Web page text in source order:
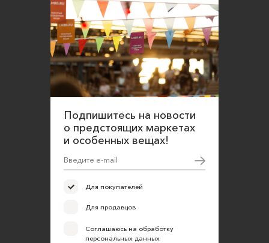
Подпишитесь на новости
о предстоящих маркетах
и особенных вещах!
Для покупателей
Для продавцов
Соглашаюсь на обработку
персональных данных